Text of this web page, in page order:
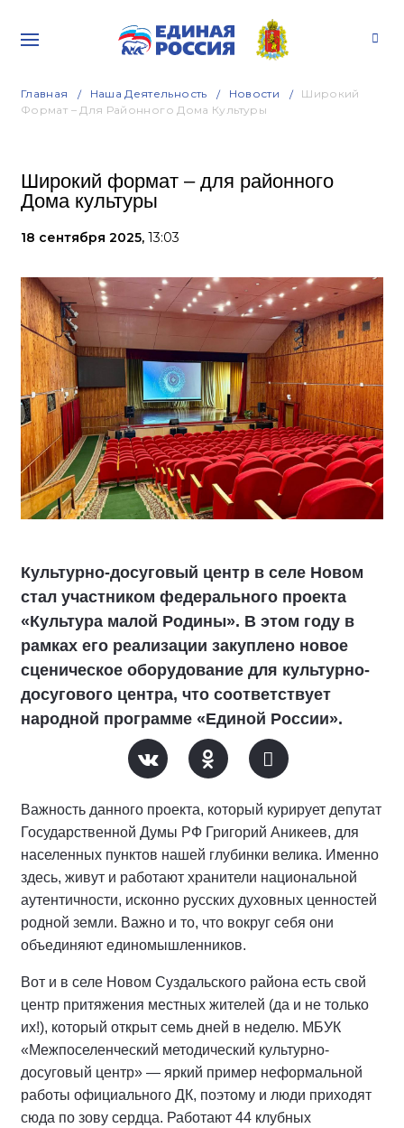
Главная Наша Деятельность Новости
Широкий
Формат – Для Районного Дома Культуры
Широкий формат – для районного
Дома культуры
18 сентября 2025, 13:03
Культурно-досуговый центр в селе Новом
стал участником федерального проекта
«Культура малой Родины». В этом году в
рамках его реализации закуплено новое
сценическое оборудование для культурно-
досугового центра, что соответствует
народной программе «Единой России».
Важность данного проекта, который курирует депутат
Государственной Думы РФ Григорий Аникеев, для
населенных пунктов нашей глубинки велика. Именно
здесь, живут и работают хранители национальной
аутентичности, исконно русских духовных ценностей
родной земли. Важно и то, что вокруг себя они
объединяют единомышленников.
Вот и в селе Новом Суздальского района есть свой
центр притяжения местных жителей (да и не только
их!), который открыт семь дней в неделю. МБУК
«Межпоселенческий методический культурно-
досуговый центр» — яркий пример неформальной
работы официального ДК, поэтому и люди приходят
сюда по зову сердца. Работают 44 клубных